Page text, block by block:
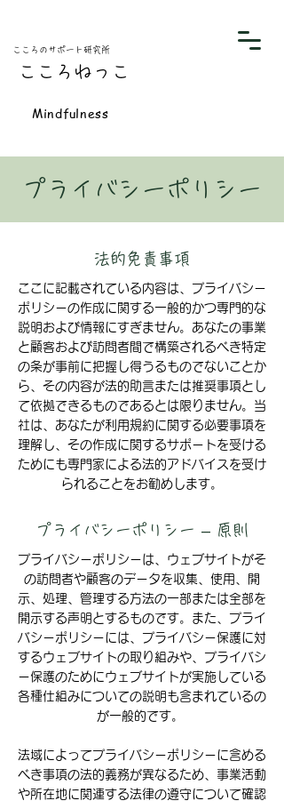
​こころのサポート研究所
こころねっこ
​Mindfulness
プライバシーポリシー
法的免責事項
ここに記載されている内容は、プライバシー
ポリシーの作成に関する一般的かつ専門的な
説明および情報にすぎません。あなたの事業
と顧客および訪問者間で構築されるべき特定
の条が事前に把握し得うるものでないことか
ら、その内容が法的助言または推奨事項とし
て依拠できるものであるとは限りません。当
社は、あなたが利用規約に関する必要事項を
理解し、その作成に関するサポートを受ける
ためにも専門家による法的アドバイスを受け
られることをお勧めします。
プライバシーポリシー – 原則
プライバシーポリシーは、ウェブサイトがそ
の訪問者や顧客のデータを収集、使用、開
示、処理、管理する方法の一部または全部を
開示する声明とするものです。また、プライ
バシーポリシーには、プライバシー保護に対
するウェブサイトの取り組みや、プライバシ
ー保護のためにウェブサイトが実施している
各種仕組みについての説明も含まれているの
が一般的です。
法域によってプライバシーポリシーに含める
べき事項の法的義務が異なるため、事業活動
や所在地に関連する法律の遵守について確認